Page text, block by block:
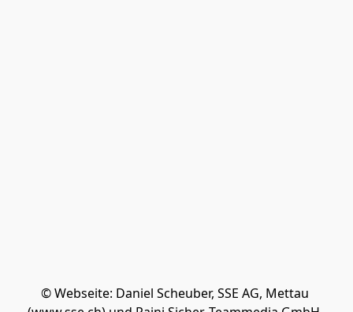
© Webseite: Daniel Scheuber, SSE AG, Mettau